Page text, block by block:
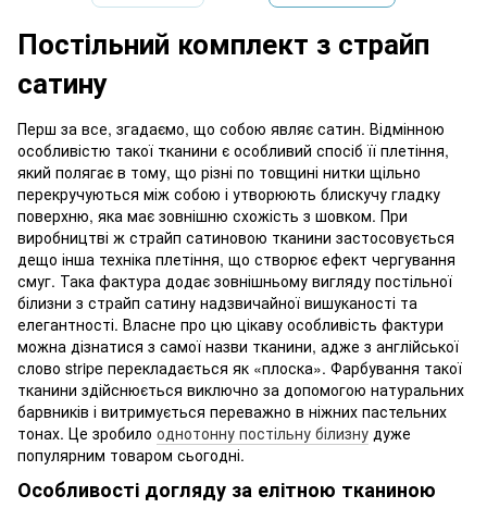
Постільний комплект з страйп
сатину
Перш за все, згадаємо, що собою являє сатин. Відмінною
особливістю такої тканини є особливий спосіб її плетіння,
який полягає в тому, що різні по товщині нитки щільно
перекручуються між собою і утворюють блискучу гладку
поверхню, яка має зовнішню схожість з шовком. При
виробництві ж страйп сатиновою тканини застосовується
дещо інша техніка плетіння, що створює ефект чергування
смуг. Така фактура додає зовнішньому вигляду постільної
білизни з страйп сатину надзвичайної вишуканості та
елегантності. Власне про цю цікаву особливість фактури
можна дізнатися з самої назви тканини, адже з англійської
слово stripe перекладається як «плоска». Фарбування такої
тканини здійснюється виключно за допомогою натуральних
барвників і витримується переважно в ніжних пастельних
тонах. Це зробило однотонну постільну білизну дуже
популярним товаром сьогодні.
Особливості догляду за елітною тканиною